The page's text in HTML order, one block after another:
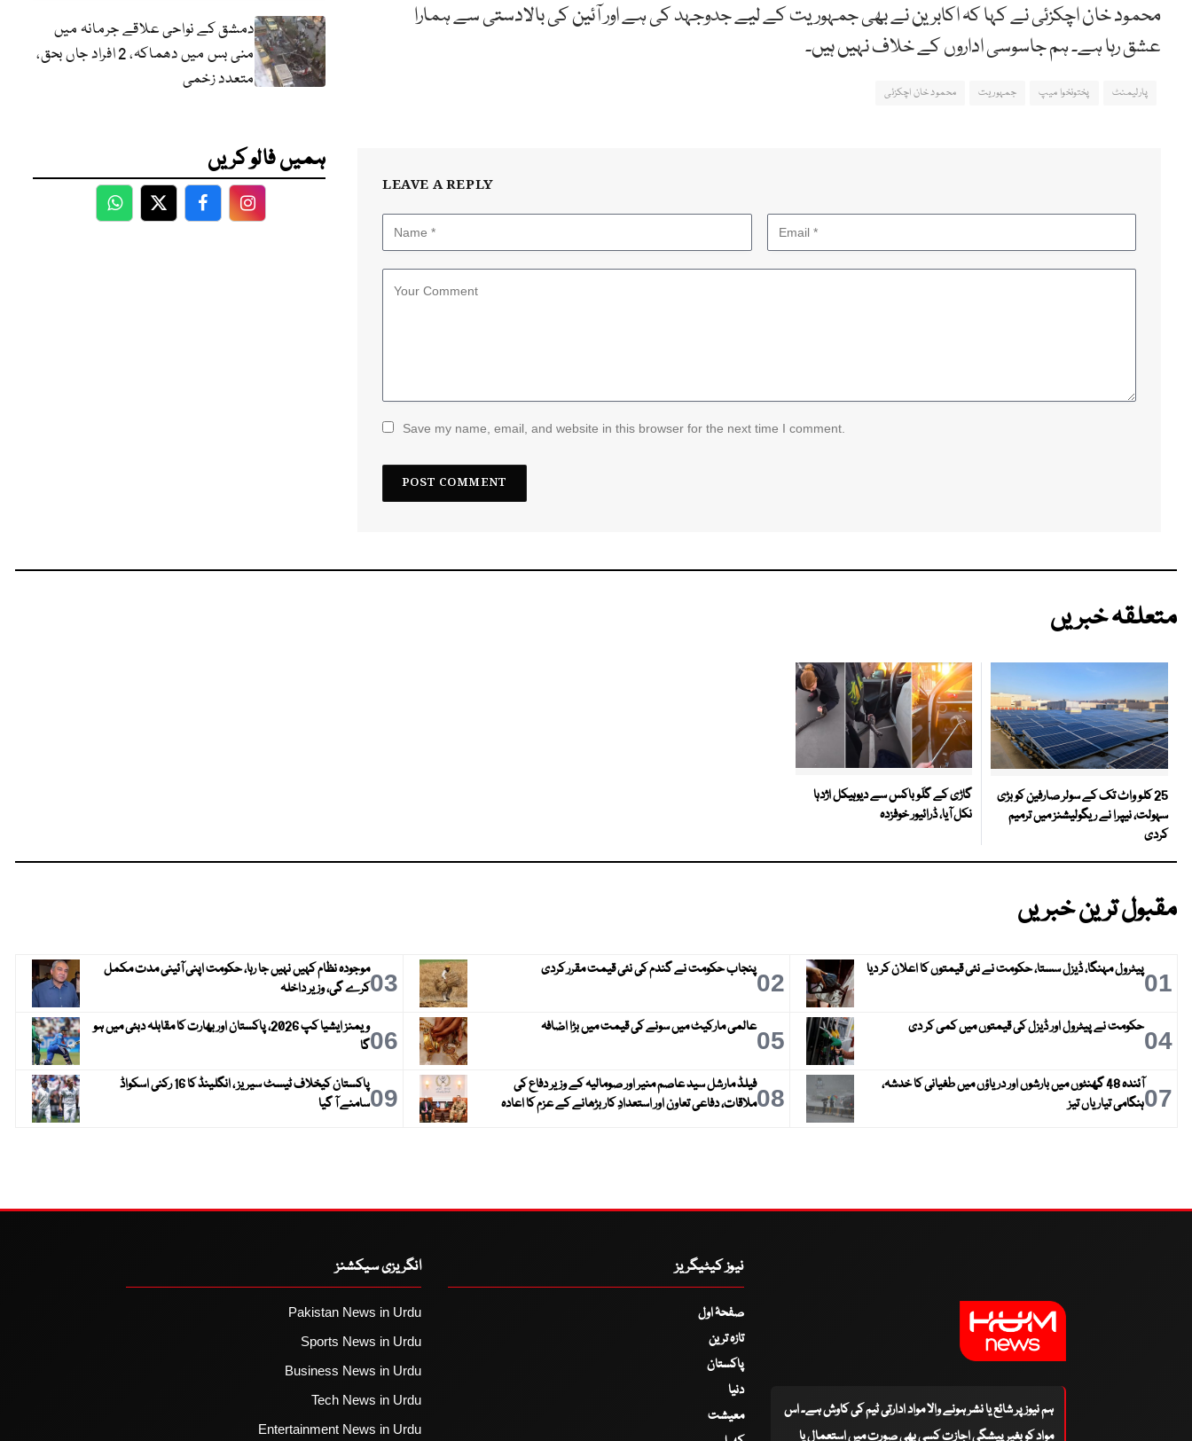
محمود خان اچکزئی نے کہا کہ اکابرین نے بھی جمہوریت کے لیے جدوجہد کی ہے اور آئین کی بالادستی سے ہمارا
عشق رہا ہے۔ ہم جاسوسی اداروں کے خلاف نہیں ہیں۔
پارلیمنٹ پختونخوا میپ جمہوریت محمود خان اچکزئی
LEAVE A REPLY
Save my name, email, and website in this browser for the next time I comment.
دمشق کے نواحی علاقے جرمانہ میں
منی بس میں دھماکہ، 2 افراد جاں بحق،
متعدد زخمی
ہمیں فالو کریں
WhatsApp
TwitterFacebookFacebook
متعلقہ خبریں
25 کلو واٹ تک کے سولر صارفین کو بڑی
سہولت، نیپرا نے ریگولیشنز میں ترمیم
کردی
گاڑی کے گلَو باکس سے دیوہیکل اژدہا
نکل آیا، ڈرائیور خوفزدہ
مقبول ترین خبریں
01پیٹرول مہنگا، ڈیزل سستا، حکومت نے نئی قیمتوں کا اعلان کر دیا 02پنجاب حکومت نے گندم کی نئی قیمت مقرر کردی 03موجودہ نظام کہیں نہیں جا رہا، حکومت اپنی آئینی مدت مکمل
کرے گی، وزیر داخلہ
04حکومت نے پیٹرول اور ڈیزل کی قیمتوں میں کمی کر دی 05عالمی مارکیٹ میں سونے کی قیمت میں بڑا اضافہ 06
ویمنز ایشیا کپ 2026، پاکستان اور بھارت کا مقابلہ دبئی میں ہو
گا
07
آئندہ 48 گھنٹوں میں بارشوں اور دریاؤں میں طغیانی کا خدشہ،
ہنگامی تیاریاں تیز
08فیلڈ مارشل سید عاصم منیر اور صومالیہ کے وزیر دفاع کی
ملاقات، دفاعی تعاون اور استعدادِ کار بڑھانے کے عزم کا اعادہ
09
پاکستان کیخلاف ٹیسٹ سیریز ، انگلینڈ کا 16 رکنی اسکواڈ
سامنے آ گیا
ہم نیوز پر شائع یا نشر ہونے والا مواد ادارتی ٹیم کی کاوش ہے۔ اس
مواد کو بغیر پیشگی اجازت کسی بھی صورت میں استعمال یا
نیوز کیٹیگریز
صفحۂ اول
تازہ ترین
پاکستان
دنیا
معیشت
انگریزی سیکشنز
Pakistan News in Urdu
Sports News in Urdu
Business News in Urdu
Tech News in Urdu
Entertainment News in Urdu